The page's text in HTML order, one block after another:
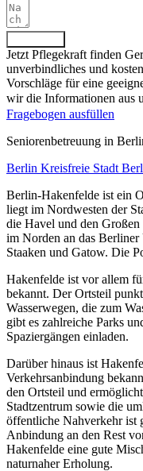
Jetzt Pflegekraft finden
unverbindliches und
Vorschläge für eine
wir die Informationen aus
Fragebogen ausfüllen
Senioren­betreuung in
Berlin Kreisfreie Stadt
Berlin-Hakenfelde ist ein
liegt im Nordwesten der
die Havel und den Großen
im Norden an das
Staaken und Gatow. Die
Hakenfelde ist vor allem
bekannt. Der Ortsteil
Wasserwegen, die zum
gibt es zahlreiche Parks
Spaziergängen einladen.
Darüber hinaus ist
Verkehrsanbindung
den Ortsteil und
Stadtzentrum sowie die
öffentliche Nahverkehr ist
Anbindung an den Rest
Hakenfelde eine gute
naturnaher Erholung.